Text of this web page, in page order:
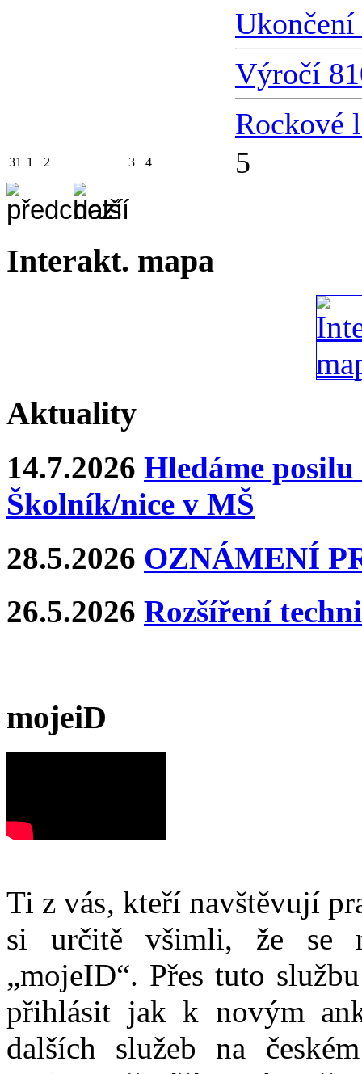
Ukončení
Výročí
Rockové
31 1 2 3 4 5
Interakt. mapa
Aktuality
14.7.2026 Hledáme
Školník/nice v MŠ
28.5.2026 OZNÁMENÍ
26.5.2026 Rozšíření
mojeiD
Ti z vás, kteří navštěvují
si určitě všimli, že se
„mojeID“. Přes tuto
přihlásit jak k novým
dalších služeb na